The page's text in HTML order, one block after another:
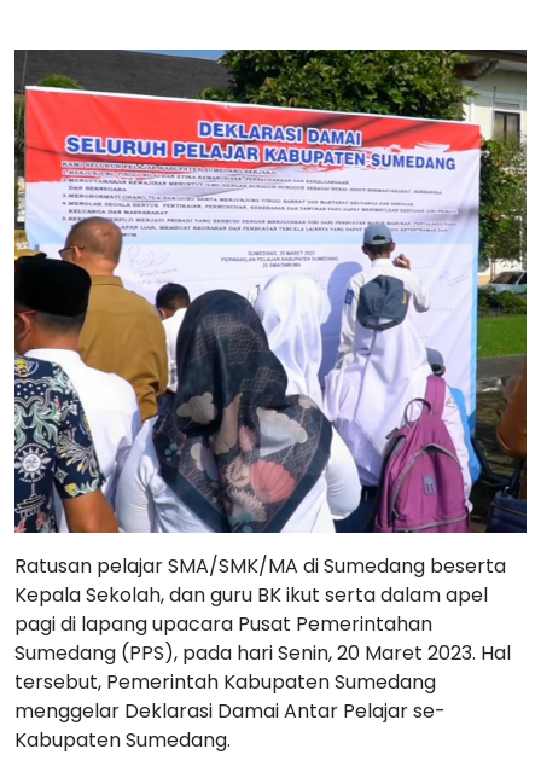
Ratusan pelajar SMA/SMK/MA di Sumedang beserta
Kepala Sekolah, dan guru BK ikut serta dalam apel
pagi di lapang upacara Pusat Pemerintahan
Sumedang (PPS), pada hari Senin, 20 Maret 2023. Hal
tersebut, Pemerintah Kabupaten Sumedang
menggelar Deklarasi Damai Antar Pelajar se-
Kabupaten Sumedang.